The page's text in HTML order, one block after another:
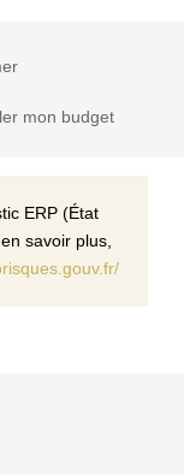
mon budget
ERP (État
savoir plus,